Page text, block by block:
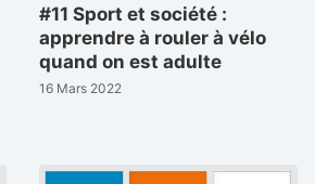
#11 Sport et société :
apprendre à rouler à vélo
quand on est adulte
16 Mars 2022